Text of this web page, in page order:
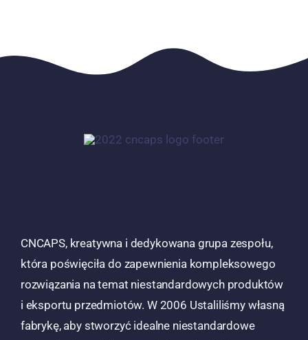
CNCAPS, kreatywna i dedykowana grupa zespołu,
która poświęciła do zapewnienia kompleksowego
rozwiązania na temat niestandardowych produktów
i eksportu przedmiotów. W 2006 Ustaliliśmy własną
fabrykę, aby stworzyć idealne niestandardowe